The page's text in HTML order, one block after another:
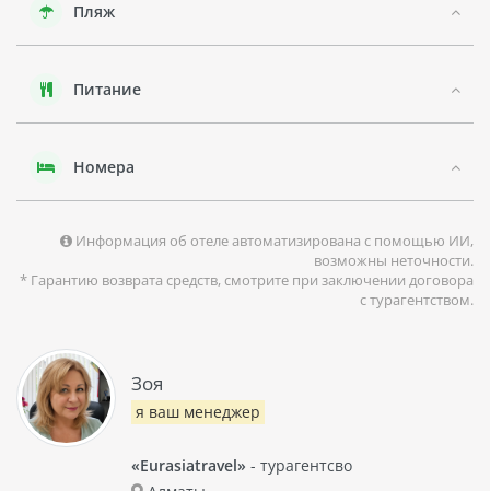
самостоятельного приготовления пищи и удобствами для
Пляж
Питание
Номера
Информация об отеле автоматизирована с помощью ИИ,
возможны неточности.
* Гарантию возврата средств, смотрите при заключении договора
с турагентством.
Зоя
я ваш менеджер
«Eurasiatravel» - турагентсво